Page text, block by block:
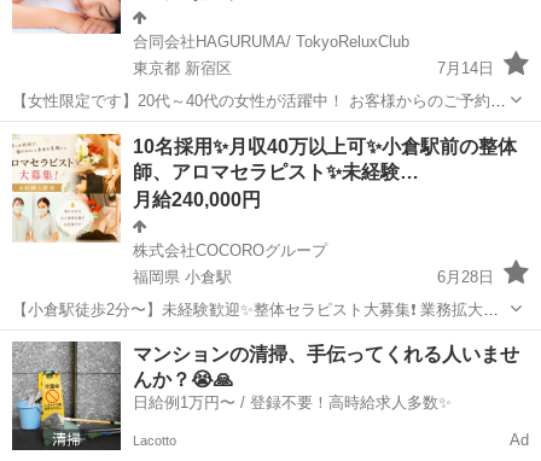
合同会社HAGURUMA/ TokyoReluxClub
東京都 新宿区
7月14日
【女性限定です】20代～40代の女性が活躍中！ お客様からのご予約が
多く、おかげさまでセラピストが足りない状況です！ 応募にはスピー
ド感を持って迅速にご対応可能です。 あなたのワークスタイルに合わ
せて無理なく勤務可...
東京 新宿区 セラピスト ビデオ通話
10名採用✨️月収40万以上可✨️小倉駅前の整体
師、アロマセラピスト✨️未経験…
月給240,000円
株式会社COCOROグループ
福岡県 小倉駅
6月28日
【小倉駅徒歩2分〜】未経験歓迎✨整体セラピスト大募集❗ 業務拡大中
につき採用強化中‼️ 無料研修あり◎ゼロから一生使える技術が身につ
きます✨ ⭐月30万円以上可能！ ⭐月40万円以上のスタッフ実績あり！
⭐最低...
福岡 北九州市 セラピスト スタッフ
マンションの清掃、手伝ってくれる人いませ
んか？😭🙏
日給例1万円〜 / 登録不要！高時給求人多数✨
Lacotto Ad